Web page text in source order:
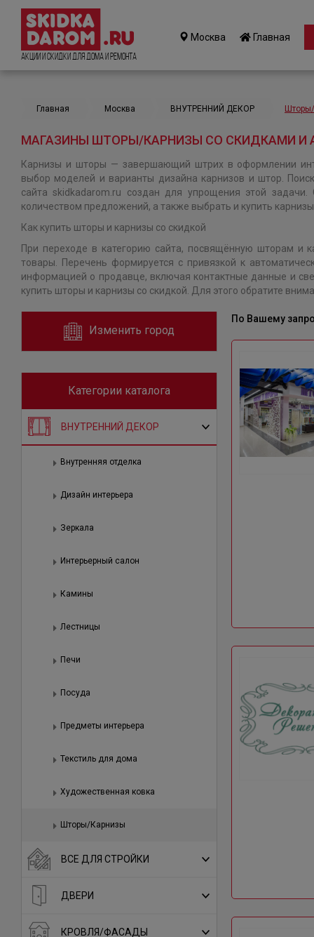
Акции и Скидки для дома и ремонта
Москва Главная
Главная Москва ВНУТРЕННИЙ ДЕКОР
МАГАЗИНЫ ШТОРЫ/КАРНИЗЫ СО СКИДКАМИ И
Карнизы и шторы — завершающий штрих в оформлении
выбор моделей и варианты дизайна карнизов и штор.
сайта skidkadarom.ru создан для упрощения этой
количеством предложений, а также выбрать и купить
Как купить шторы и карнизы со скидкой
При переходе в категорию сайта, посвящённую шторам и
товары. Перечень формируется с привязкой к
информацией о продавце, включая контактные данные и
купить шторы и карнизы со скидкой. Для этого обратите
Изменить город
Категории каталога
ВНУТРЕННИЙ ДЕКОР
Внутренняя отделка
Дизайн интерьера
Зеркала
Интерьерный салон
Камины
Лестницы
Печи
Посуда
Предметы интерьера
Текстиль для дома
Художественная ковка
Шторы/Карнизы
ВСЕ ДЛЯ СТРОЙКИ
ДВЕРИ
КРОВЛЯ/ФАСАДЫ
По Вашему